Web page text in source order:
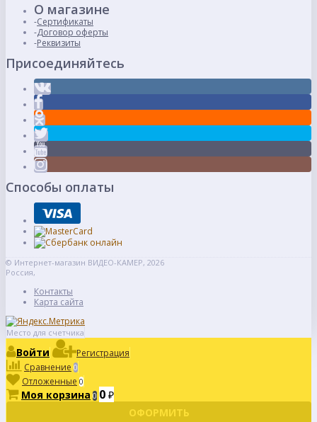
О магазине
Сертификаты
Договор оферты
Реквизиты
Присоединяйтесь
Способы оплаты
© Интернет-магазин ВИДЕО-КАМЕР, 2026
Россия,
Контакты
Карта сайта
Место для счетчика
Войти
Регистрация
Сравнение 0
Отложенные 0
Моя корзина 0 0 ₽
ОФОРМИТЬ